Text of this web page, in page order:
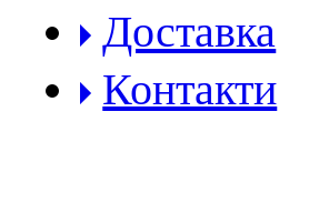
Доставка
Контакти